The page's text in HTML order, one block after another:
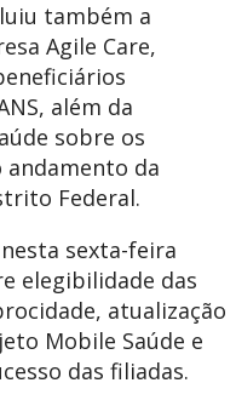
também a
Agile Care,
além da
sobre os
andamento da
Federal.
sexta-feira
elegibilidade das
atualização
Mobile Saúde e
das filiadas.